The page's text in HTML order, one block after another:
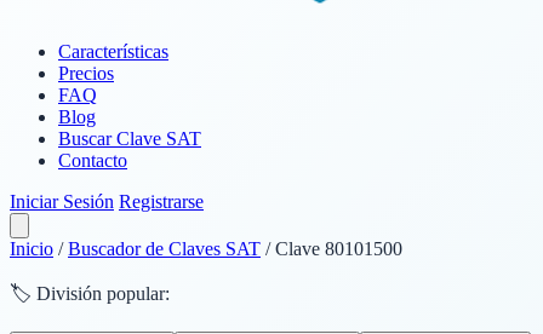
Características
Precios
FAQ
Blog
Buscar Clave SAT
Contacto
Iniciar Sesión Registrarse
Inicio / Buscador de Claves SAT / Clave 80101500
🏷️ División popular: